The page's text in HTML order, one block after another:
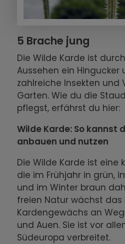
5 Brache jung
Die Wilde Karde ist
Aussehen ein Hingucker
zahlreiche Insekten und
Garten. Wie du die
pflegst, erfährst du hier:
Wilde Karde: So kannst
anbauen und nutzen
Die Wilde Karde ist eine
die im Frühjahr in grün,
und im Winter braun
freien Natur wächst das
Kardengewächs an
und Auen. Sie ist vor
Südeuropa verbreitet.